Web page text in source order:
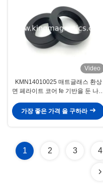
Video
KMN14010025 매트글래스 환상
면 페라이트 코어 fe 기반을 둔 나노
가장 좋은 가격 을 구하라
1 2 3 4